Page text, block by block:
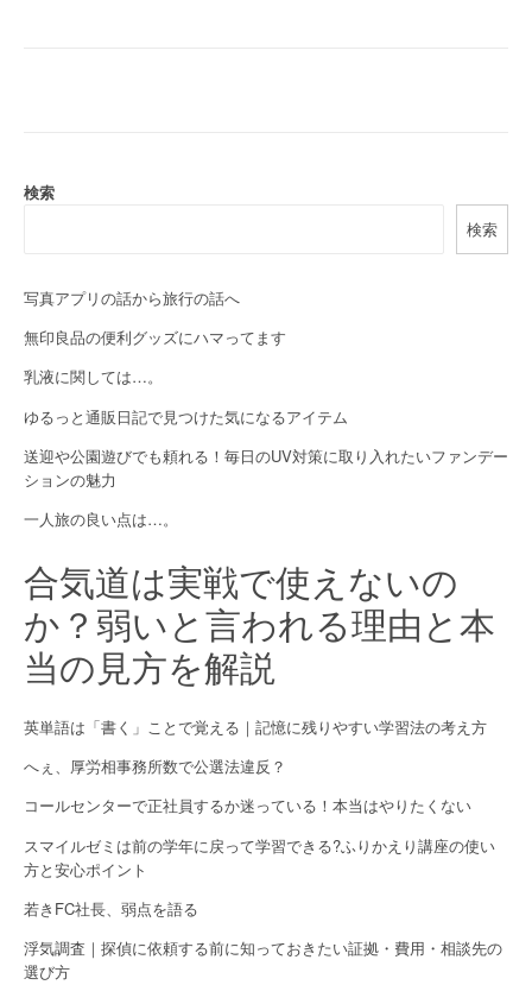
検索
検索
写真アプリの話から旅行の話へ
無印良品の便利グッズにハマってます
乳液に関しては…。
ゆるっと通販日記で見つけた気になるアイテム
送迎や公園遊びでも頼れる！毎日のUV対策に取り入れたいファンデー
ションの魅力
一人旅の良い点は…。
合気道は実戦で使えないの
か？弱いと言われる理由と本
当の見方を解説
英単語は「書く」ことで覚える｜記憶に残りやすい学習法の考え方
へぇ、厚労相事務所数で公選法違反？
コールセンターで正社員するか迷っている！本当はやりたくない
スマイルゼミは前の学年に戻って学習できる?ふりかえり講座の使い
方と安心ポイント
若きFC社長、弱点を語る
浮気調査｜探偵に依頼する前に知っておきたい証拠・費用・相談先の
選び方